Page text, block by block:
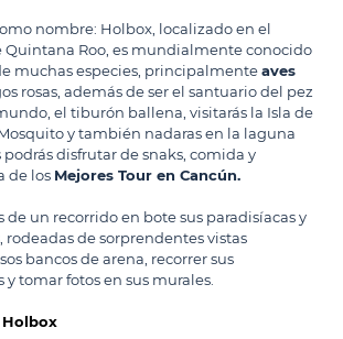
nombre: Holbox, localizado en el
Quintana Roo, es mundialmente conocido
muchas especies, principalmente aves
rosas, además de ser el santuario del pez
el tiburón ballena, visitarás la Isla de
y también nadaras en la laguna
podrás disfrutar de snaks, comida y
de los Mejores Tour en Cancún.
de un recorrido en bote sus paradisíacas y
rodeadas de sorprendentes vistas
bancos de arena, recorrer sus
y tomar fotos en sus murales.
Holbox